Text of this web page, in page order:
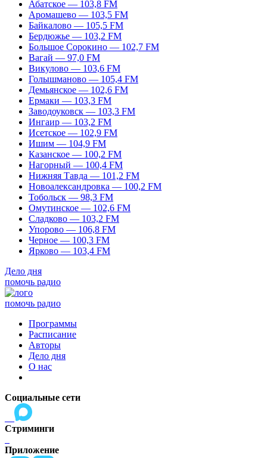
Абатское — 103,8 FM
Аромашево — 103,5 FM
Байкалово — 105,5 FM
Бердюжье — 103,2 FM
Большое Сорокино — 102,7 FM
Вагай — 97,0 FM
Викулово — 103,6 FM
Голышманово — 105,4 FM
Демьянское — 102,6 FM
Ермаки — 103,3 FM
Заводоуковск — 103,3 FM
Ингаир — 103,2 FM
Исетское — 102,9 FM
Ишим — 104,9 FM
Казанское — 100,2 FM
Нагорный — 100,4 FM
Нижняя Тавда — 101,2 FM
Новоалександровка — 100,2 FM
Тобольск — 98,3 FM
Омутинское — 102,6 FM
Сладково — 103,2 FM
Упорово — 106,8 FM
Черное — 100,3 FM
Ярково — 103,4 FM
Дело дня
помочь радио
помочь радио
Программы
Расписание
Авторы
Дело дня
О нас
Социальные сети
Стриминги
Приложение